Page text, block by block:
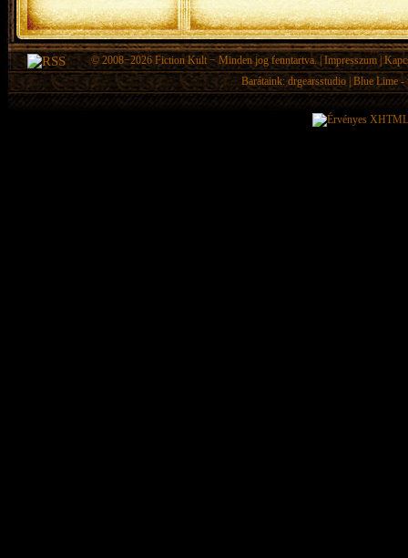
© 2008−2026 Fiction Kult − Minden jog fenntartva. | Impresszum|
Barátaink:drgearsstudio Blue Lime -